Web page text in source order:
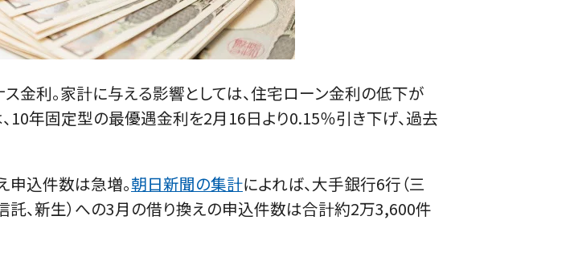
金利。家計に与える影響としては、住宅ローン金利の低下が
10年固定型の最優遇金利を2月16日より0.15％引き下げ、過去
申込件数は急増。朝日新聞の集計によれば、大手銀行6行（三
託、新生）への3月の借り換えの申込件数は合計約2万3,600件